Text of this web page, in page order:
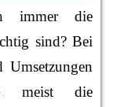
immer die
sind? Bei
meist die